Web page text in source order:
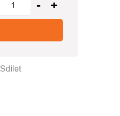
Sdílet